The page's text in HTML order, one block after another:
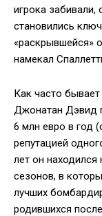
игрока забивали,
становились
«раскрывшейся»
намекал
Как часто
Джонатан Дэвид
6 млн евро в год
репутацией
лет он
сезонов, в
лучших
родившихся